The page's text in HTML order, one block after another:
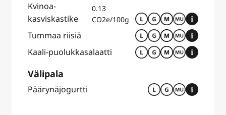
Kvinoa-
kasviskastike
0.13
CO2e/100g
Tummaa riisiä
Kaali-puolukkasalaatti
Välipala
Päärynäjogurtti